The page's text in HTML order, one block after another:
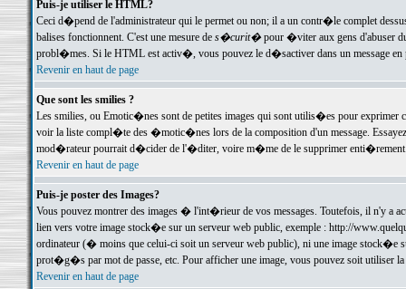
Puis-je utiliser le HTML?
Ceci d�pend de l'administrateur qui le permet ou non; il a un contr�le complet
balises fonctionnent. C'est une mesure de s�curit�pour �viter aux gens d'abuser
probl�mes. Si le HTML est activ�, vous pouvez le d�sactiver dans un message en
Revenir en haut de page
Que sont les smilies ?
Les smilies, ou Emotic�nes sont de petites images qui sont utilis�es pour exprimer
voir la liste compl�te des �motic�nes lors de la composition d'un message.
mod�rateur pourrait d�cider de l'�diter, voire m�me de le supprimer
Revenir en haut de page
Puis-je poster des Images?
Vous pouvez montrer des images � l'int�rieur de vos messages. Toutefois, il n'y a
lien vers votre image stock�e sur un serveur web public, exemple : http://
ordinateur (� moins que celui-ci soit un serveur web public), ni une image stock�e
prot�g�s par mot de passe, etc. Pour afficher une image, vous pouvez soit
Revenir en haut de page